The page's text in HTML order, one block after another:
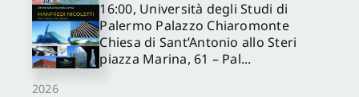
2026
16:00, Università degli Studi di
Palermo Palazzo Chiaromonte
Chiesa di Sant’Antonio allo Steri
piazza Marina, 61 – Pal...